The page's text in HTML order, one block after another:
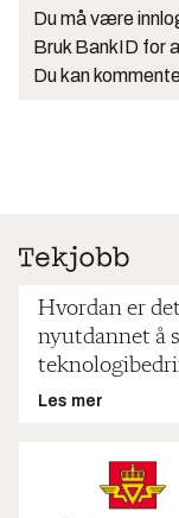
Du må være
Bruk BankID for
Du kan
Hvordan er
nyutdannet å
Les mer